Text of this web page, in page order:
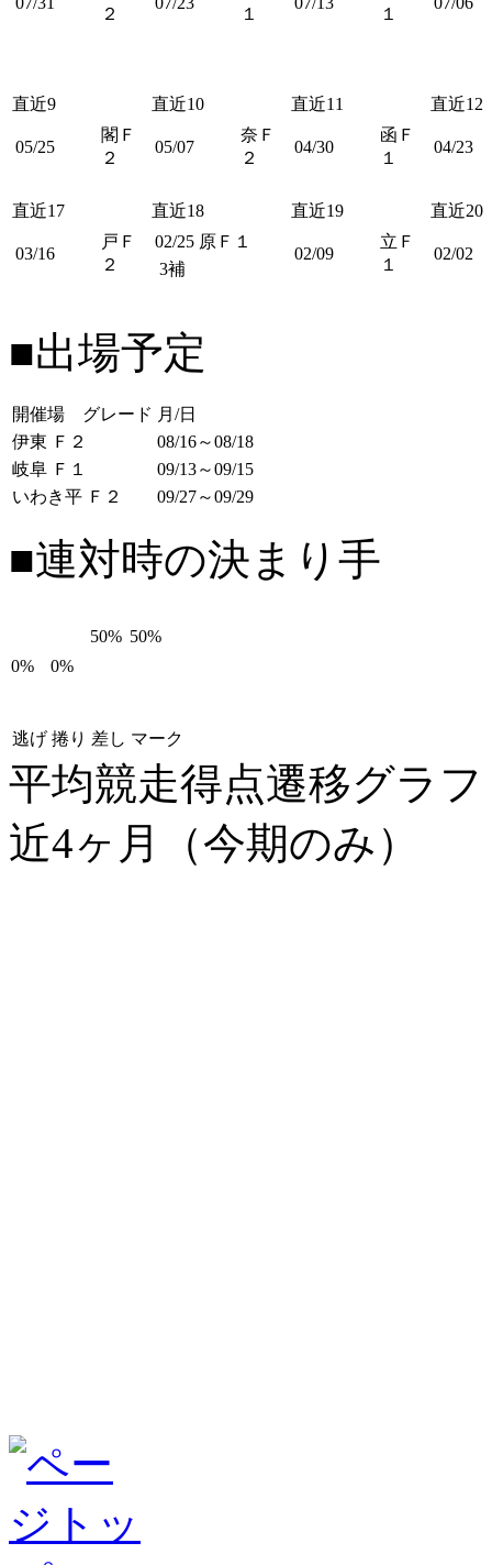
２ １ １
直近9 直近10 直近11 直近12
05/25
閣Ｆ
２
05/07
奈Ｆ
２
04/30
函Ｆ
１
04/23
直近17 直近18 直近19 直近20
03/16
戸Ｆ
２
02/25 原Ｆ１
3補
02/09
立Ｆ
１
02/02
■出場予定
開催場 グレード 月/日
伊東 Ｆ２
08/16～08/18
岐阜 Ｆ１
09/13～09/15
いわき平 Ｆ２
09/27～09/29
■連対時の決まり手
0% 0%
50% 50%
逃げ 捲り 差し マーク
平均競走得点遷移グラ
近4ヶ月（今期のみ）